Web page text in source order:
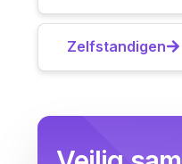
Zelfstandigen